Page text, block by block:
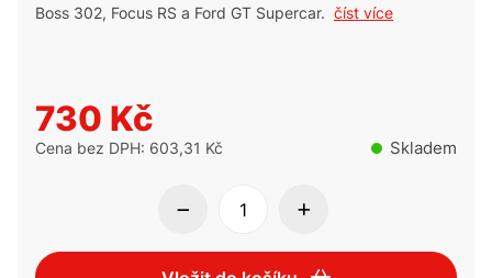
Boss 302, Focus RS a Ford GT Supercar. číst více
730 Kč
Cena bez DPH: 603,31 Kč Skladem